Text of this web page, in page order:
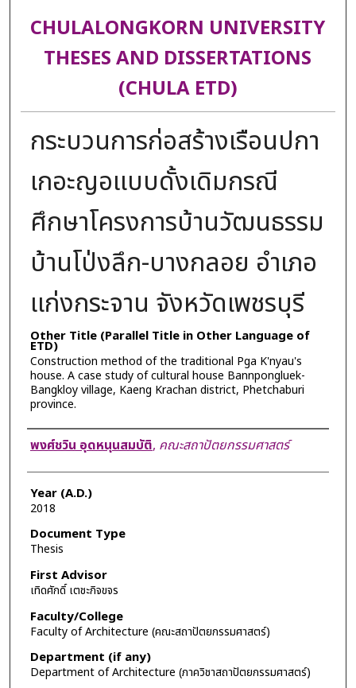
CHULALONGKORN UNIVERSITY
THESES AND DISSERTATIONS
(CHULA ETD)
กระบวนการก่อสร้างเรือนปกา
เกอะญอแบบดั้งเดิมกรณี
ศึกษาโครงการบ้านวัฒนธรรม
บ้านโป่งลึก-บางกลอย อำเภอ
แก่งกระจาน จังหวัดเพชรบุรี
Other Title (Parallel Title in Other Language of
ETD)
Construction method of the traditional Pga K'nyau's
house. A case study of cultural house Bannpongluek-
Bangkloy village, Kaeng Krachan district, Phetchaburi
province.
Author
พงศ์ชวิน อุดหนุนสมบัติ, คณะสถาปัตยกรรมศาสตร์
Year (A.D.)
2018
Document Type
Thesis
First Advisor
เทิดศักดิ์ เตชะกิจขจร
Faculty/College
Faculty of Architecture (คณะสถาปัตยกรรมศาสตร์)
Department (if any)
Department of Architecture (ภาควิชาสถาปัตยกรรมศาสตร์)